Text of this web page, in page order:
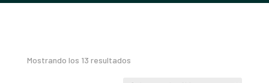
Mostrando los 13 resultadosOrdenado